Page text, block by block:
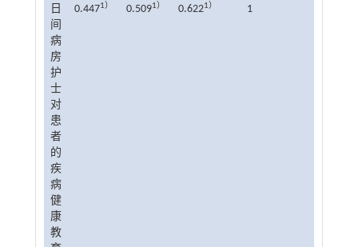
日
间
病
房
护
士
对
患
者
的
疾
病
健
康
教
0.4471） 0.5091） 0.6221） 1